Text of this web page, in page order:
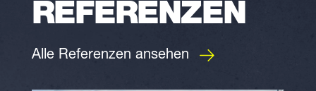
REFERENZEN
Alle Referenzen ansehen